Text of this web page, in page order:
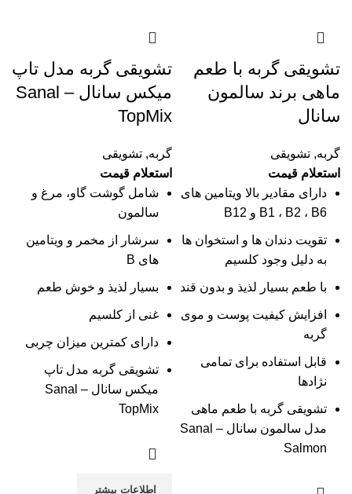
تشویقی گربه با طعم
ماهی برند سالمون
سانال
گربه, تشویقی
استعلام قیمت
دارای مقادیر بالا ویتامین های
B1 ، B2 ، B6 و B12
تقویت دندان ها و استخوان ها
به دلیل وجود کلسیم
با طعم بسیار لذیذ و بدون قند
افزایش کیفیت پوست و موی
گربه
قابل استفاده برای تمامی
نژادها
تشویقی گربه با طعم ماهی
مدل سالمون سانال – Sanal
Salmon
تشویقی گربه مدل تاپ
میکس سانال – Sanal
TopMix
گربه, تشویقی
استعلام قیمت
شامل گوشت گاو، مرغ و
سالمون
سرشار از مخمر و ویتامین
های B
بسیار لذیذ و خوش طعم
غنی از کلسیم
دارای کمترین میزان چربی
تشویقی گربه مدل تاپ
میکس سانال – Sanal
TopMix
اطلاعات بیشتر